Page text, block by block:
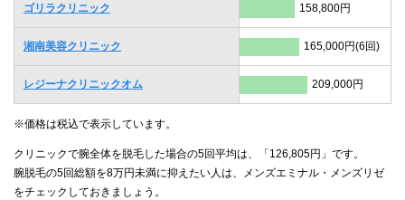
ゴリラクリニック 158,800円
湘南美容クリニック 165,000円(6回)
レジーナクリニックオム 209,000円
※価格は税込で表示しています。
クリニックで腕全体を脱毛した場合の5回平均は、「126,805円」です。
腕脱毛の5回総額を8万円未満に抑えたい人は、メンズエミナル・メンズリゼ
をチェックしておきましょう。